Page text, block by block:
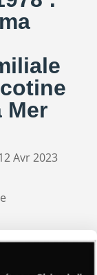
Mer
Avr 2023